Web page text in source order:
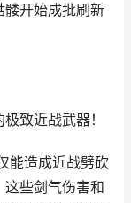
髅开始成批刷新
致近战武器！
能造成近战劈砍
些剑气伤害和